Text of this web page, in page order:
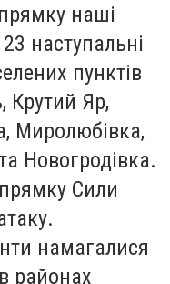
наші
наступальні
пунктів
Крутий Яр,
Миролюбівка,
Новогродівка.
Сили
намагалися
районах